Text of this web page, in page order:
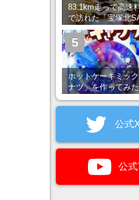
83.1km走って高速
で訪れた「宝塚北
し＆関西グルメが
ホットケーキミッ
ナツ」を作ってみ
5
公式
公